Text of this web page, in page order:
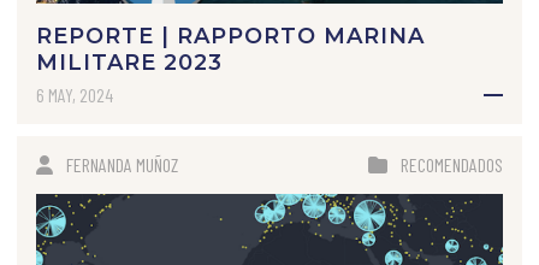
REPORTE | RAPPORTO MARINA
MILITARE 2023
6 MAY, 2024
FERNANDA MUÑOZ RECOMENDADOS